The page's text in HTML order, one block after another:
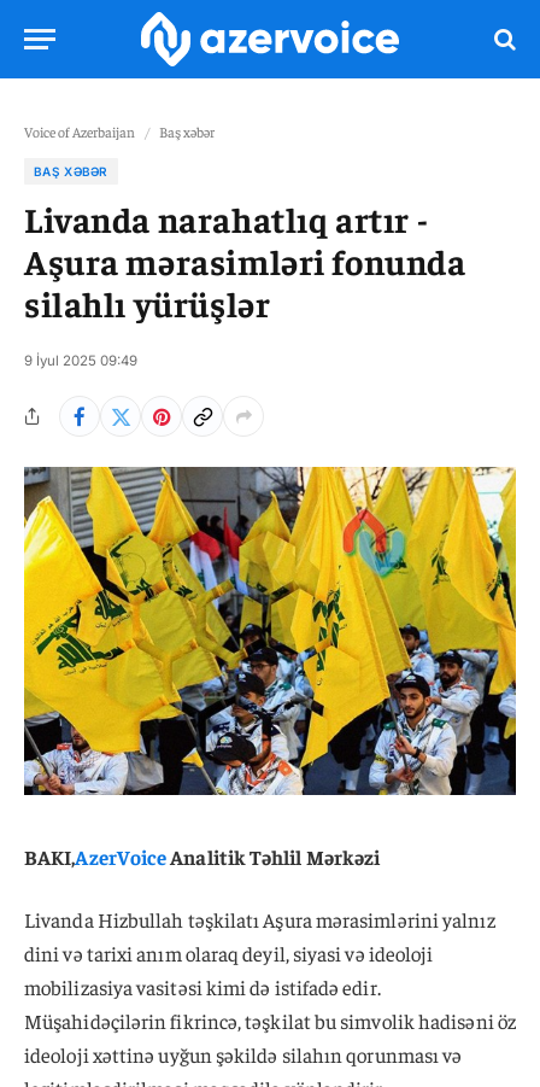
Voice of Azerbaijan / Baş xəbər
BAŞ XƏBƏR
Livanda narahatlıq artır -
Aşura mərasimləri fonunda
silahlı yürüşlər
9 İyul 2025 09:49
BAKI,AzerVoiceAnalitik Təhlil Mərkəzi
Livanda Hizbullah təşkilatı Aşura mərasimlərini yalnız
dini və tarixi anım olaraq deyil, siyasi və ideoloji
mobilizasiya vasitəsi kimi də istifadə edir.
Müşahidəçilərin fikrincə, təşkilat bu simvolik hadisəni öz
ideoloji xəttinə uyğun şəkildə silahın qorunması və